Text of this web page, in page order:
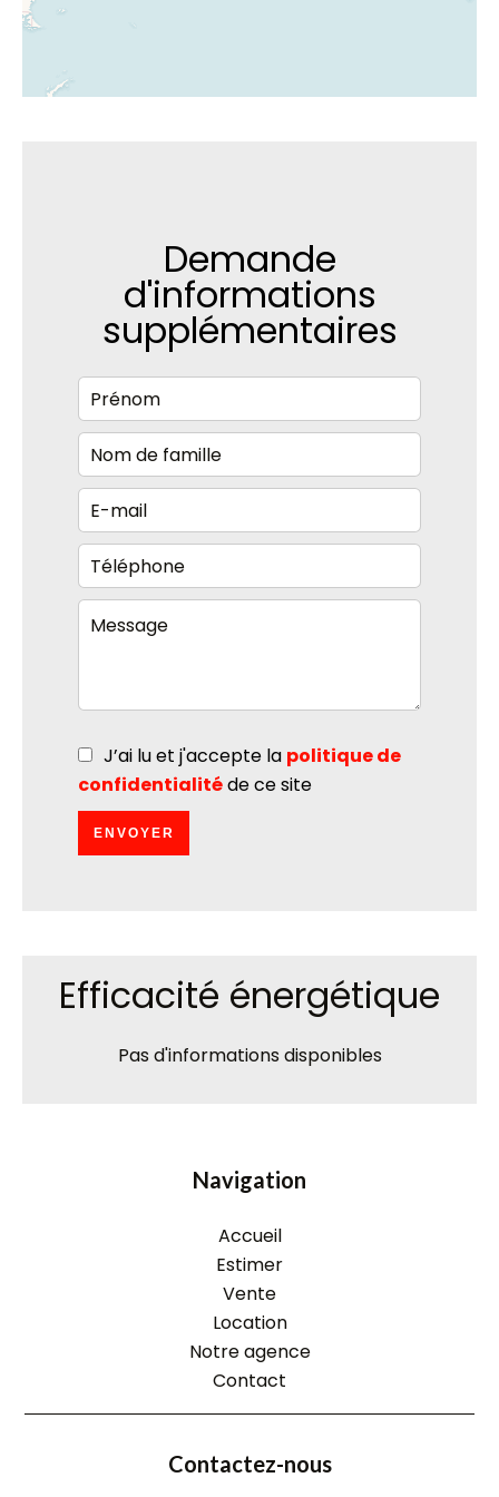
Demande
d'informations
supplémentaires
J’ai lu et j'accepte la politique de
confidentialitéde ce site
ENVOYER
Efficacité énergétique
Pas d'informations disponibles
Navigation
Accueil
Estimer
Vente
Location
Notre agence
Contact
Contactez-nous